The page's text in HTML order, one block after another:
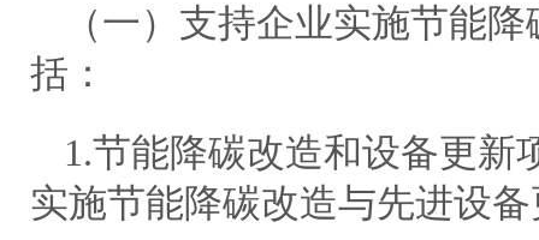
（一）支持企业实施节能
括：
1.节能降碳改造和设备更新
实施节能降碳改造与先进设